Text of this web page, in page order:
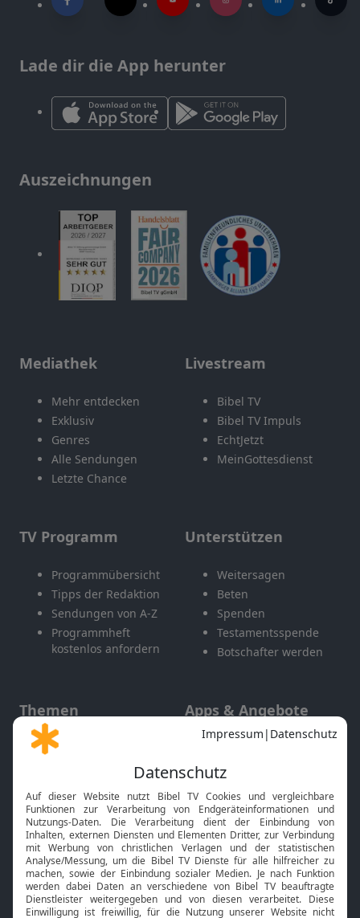
Lade dir die App herunter
Auszeichnungen
Mediathek
Mehr entdecken
Exklusiv
Genres
Alle Sendungen
Letzte Chance
Livestream
Bibel TV
Bibel TV Impuls
EchtJetzt
MeinGottesdienst
TV Programm
Programmübersicht
Tipps der Redaktion
Sendungen von A-Z
Programmheft
kostenlos anfordern
Unterstützen
Weitersagen
Beten
Spenden
Testamentsspende
Botschafter werden
Themen
Gott und Bibel erklärt
Neuigkeiten
Apps & Angebote
Mobile App
Smart TV
HbbTV
Bibelthek Online-Bibel
Nächster Gottesdienst